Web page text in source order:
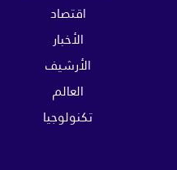
اقتصاد
الأخبار
الأرشيف
العالم
تكنولوجيا